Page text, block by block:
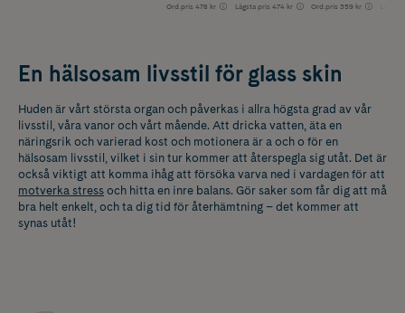
Ord.pris 478 kr Lägsta pris 474 kr Ord.pris 359 kr
En hälsosam livsstil för glass skin
Huden är vårt största organ och påverkas i allra högsta grad av vår
livsstil, våra vanor och vårt mående. Att dricka vatten, äta en
näringsrik och varierad kost och motionera är a och o för en
hälsosam livsstil, vilket i sin tur kommer att återspegla sig utåt. Det är
också viktigt att komma ihåg att försöka varva ned i vardagen för att
motverka stress och hitta en inre balans. Gör saker som får dig att må
bra helt enkelt, och ta dig tid för återhämtning – det kommer att
synas utåt!